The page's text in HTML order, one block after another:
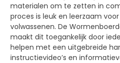
materialen om te zetten in
proces is leuk en leerzaam
volwassenen. De
maakt dit toegankelijk door
helpen met een uitgebreide
instructievideo’s en